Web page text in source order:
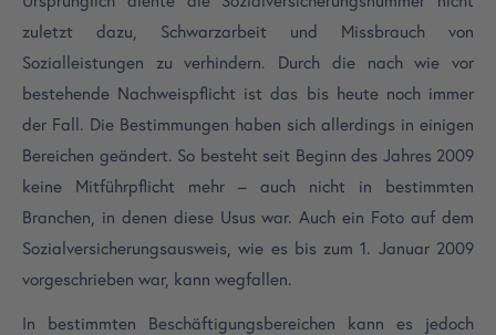
zuletzt dazu, Schwarzarbeit und Missbrauch von
Sozialleistungen zu verhindern. Durch die nach wie vor
bestehende Nachweispflicht ist das bis heute noch immer
der Fall. Die Bestimmungen haben sich allerdings in einigen
Bereichen geändert. So besteht seit Beginn des Jahres 2009
keine Mitführpflicht mehr – auch nicht in bestimmten
Branchen, in denen diese Usus war. Auch ein Foto auf dem
Sozialversicherungsausweis, wie es bis zum 1. Januar 2009
vorgeschrieben war, kann wegfallen.
In bestimmten Beschäftigungsbereichen kann es jedoch